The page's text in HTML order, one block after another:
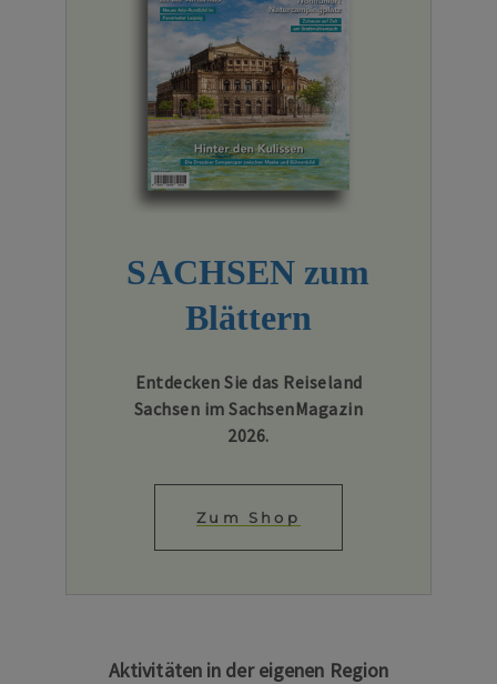
SACHSEN zum
Blättern
Entdecken Sie das Reiseland
Sachsen im SachsenMagazin
2026.
Zum Shop
Aktivitäten in der eigenen Region